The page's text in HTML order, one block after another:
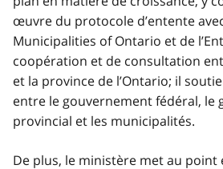
œuvre du protocole d’entente
Municipalities of Ontario et de
coopération et de consultation
et la province de l’Ontario; il
entre le gouvernement fédéral, le
provincial et les municipalités.
De plus, le ministère met au point